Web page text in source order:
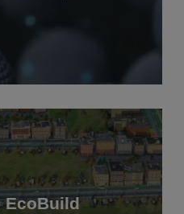
EcoBuild